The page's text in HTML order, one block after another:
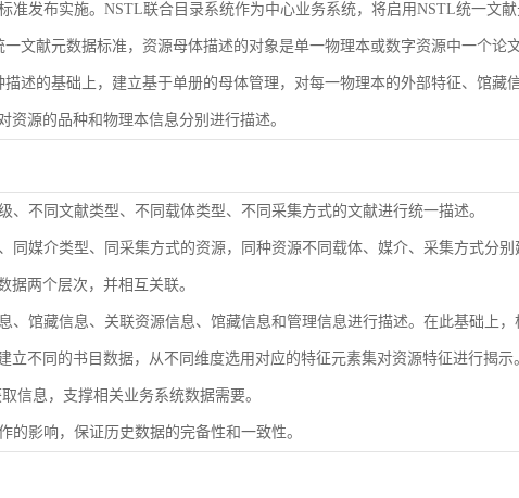
准发布实施。NSTL联合目录系统作为中心业务系统，将启用NSTL统一文献
文献元数据标准，资源母体描述的对象是单一物理本或数字资源中一个论
述的基础上，建立基于单册的母体管理，对每一物理本的外部特征、馆藏
源的品种和物理本信息分别进行描述。
、不同文献类型、不同载体类型、不同采集方式的文献进行统一描述。
同媒介类型、同采集方式的资源，同种资源不同载体、媒介、采集方式分别
据两个层次，并相互关联。
、馆藏信息、关联资源信息、馆藏信息和管理信息进行描述。在此基础上，
不同的书目数据，从不同维度选用对应的特征元素集对资源特征进行揭示
信息，支撑相关业务系统数据需要。
的影响，保证历史数据的完备性和一致性。